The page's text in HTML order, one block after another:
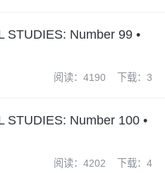
STUDIES: Number 99 •
阅读：4190 下载：3
STUDIES: Number 100 •
阅读：4202 下载：4